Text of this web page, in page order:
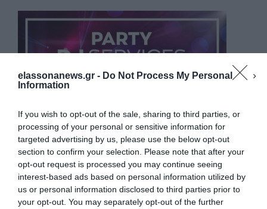
elassonanews.gr - Do Not Process My Personal
Information
If you wish to opt-out of the sale, sharing to third parties, or
processing of your personal or sensitive information for
targeted advertising by us, please use the below opt-out
section to confirm your selection. Please note that after your
opt-out request is processed you may continue seeing
interest-based ads based on personal information utilized by
us or personal information disclosed to third parties prior to
your opt-out. You may separately opt-out of the further
Διαχείριση Συγκατάθεσης